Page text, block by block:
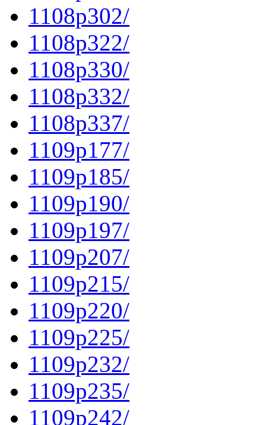
1108p302/
1108p322/
1108p330/
1108p332/
1108p337/
1109p177/
1109p185/
1109p190/
1109p197/
1109p207/
1109p215/
1109p220/
1109p225/
1109p232/
1109p235/
1109p242/